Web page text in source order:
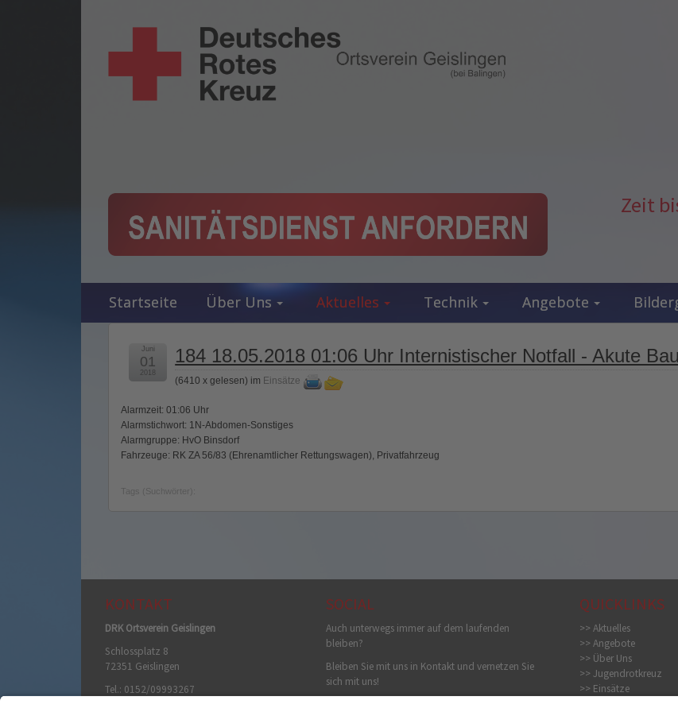
Zeit
Startseite Über Uns Aktuelles Technik Angebote
184 18.05.2018 01:06 Uhr Internistischer Notfall - Akute
(6410 x gelesen) im Einsätze
Juni
01
2018
Alarmzeit: 01:06 Uhr
Alarmstichwort: 1N-Abdomen-Sonstiges
Alarmgruppe: HvO Binsdorf
Fahrzeuge: RK ZA 56/83 (Ehrenamtlicher Rettungswagen), Privatfahrzeug
Tags (Suchwörter):
KONTAKT
DRK Ortsverein Geislingen
Schlossplatz 8
72351 Geislingen
Tel.: 0152/09993267
SOCIAL
Auch unterwegs immer auf dem laufenden
bleiben?
Bleiben Sie mit uns in Kontakt und vernetzen Sie
sich mit uns!
QUICKLINKS
>> Aktuelles
>> Angebote
>> Über Uns
>> Jugendrotkreuz
>> Einsätze